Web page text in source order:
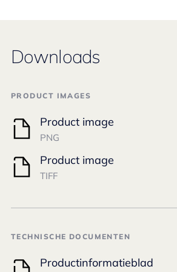
Downloads
PRODUCT IMAGES
Product image
PNG
Product image
TIFF
TECHNISCHE DOCUMENTEN
Productinformatieblad